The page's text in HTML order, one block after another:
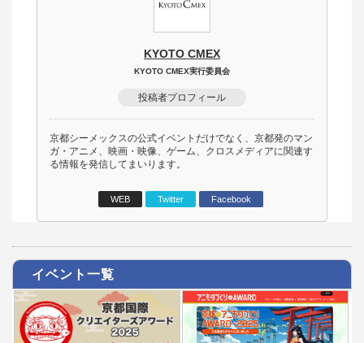
KYOTO CMEX
KYOTO CMEX実行委員会
投稿者プロフィール
京都シーメックスの公式イベントだけでなく、京都発のマン
ガ・アニメ、映画・映像、ゲーム、クロスメディアに関連す
る情報を発信してまいります。
WEB Twitter Facebook
イベント一覧